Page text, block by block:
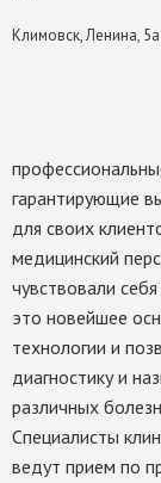
Климовск, Ленина, 5а
гарантирующие
для своих
медицинский
чувствовали
это новейшее
технологии и
диагностику и
различных
Специалисты
ведут прием по